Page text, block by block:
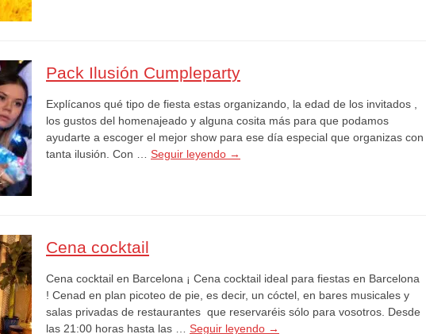
Pack Ilusión Cumpleparty
Explícanos qué tipo de fiesta estas organizando, la edad de los invitados ,
los gustos del homenajeado y alguna cosita más para que podamos
ayudarte a escoger el mejor show para ese día especial que organizas con
tanta ilusión. Con … Seguir leyendo →
Cena cocktail
Cena cocktail en Barcelona ¡ Cena cocktail ideal para fiestas en Barcelona
! Cenad en plan picoteo de pie, es decir, un cóctel, en bares musicales y
salas privadas de restaurantes que reservaréis sólo para vosotros. Desde
las 21:00 horas hasta las … Seguir leyendo →